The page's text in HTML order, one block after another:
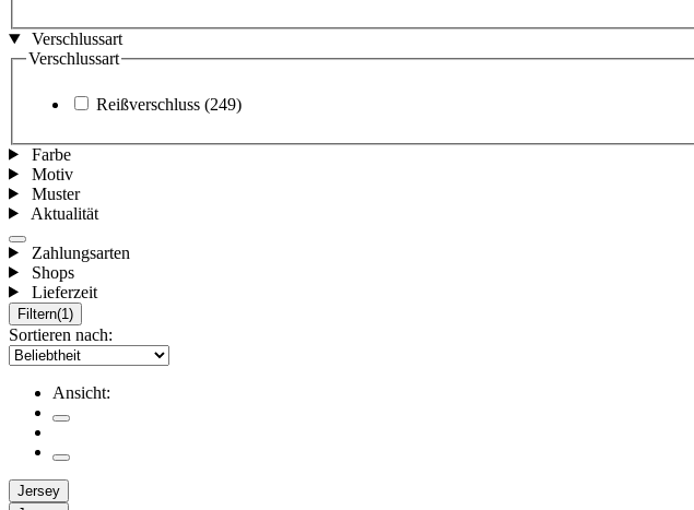
Verschlussart
Verschlussart
Reißverschluss (249)
Farbe
Motiv
Muster
Aktualität
Zahlungsarten
Shops
Lieferzeit
Filtern(1)
Sortieren nach:
Ansicht:
Jersey